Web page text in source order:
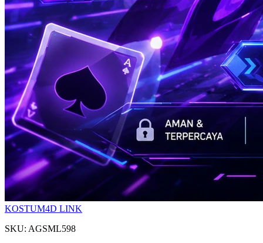
KOSTUM4D LINK
SKU: AGSML598